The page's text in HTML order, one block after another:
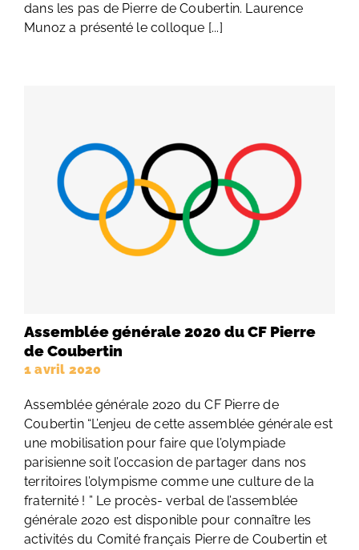
dans les pas de Pierre de Coubertin. Laurence
Munoz a présenté le colloque [...]
Assemblée générale 2020 du CF Pierre
de Coubertin
1 avril 2020
Assemblée générale 2020 du CF Pierre de
Coubertin “L’enjeu de cette assemblée générale est
une mobilisation pour faire que l’olympiade
parisienne soit l’occasion de partager dans nos
territoires l’olympisme comme une culture de la
fraternité ! ” Le procès- verbal de l’assemblée
générale 2020 est disponible pour connaître les
activités du Comité français Pierre de Coubertin et